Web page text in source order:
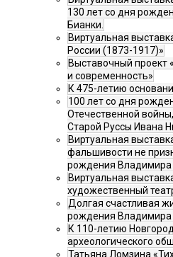
130 лет со дня
Бианки.
Виртуальная
России (1873-1917)»
Выставочный проект
и современность»
К 475-летию
100 лет со дня
Отечественной
Старой Руссы Ивана
Виртуальная
фальшивости не
рождения Владимира
Виртуальная
художественный
Долгая счастливая
рождения
К 110-летию
археологического
Татьяна Ломзина